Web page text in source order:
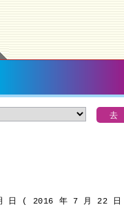
日 ( 2016 年 7 月 22